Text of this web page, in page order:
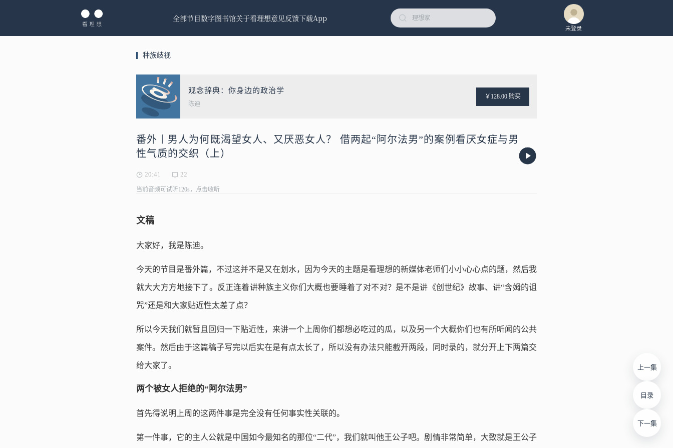
全部节目数字图书馆关于看理想意见反馈下载App
未登录
种族歧视
观念辞典：你身边的政治学
陈迪
￥128.00 购买
番外丨男人为何既渴望女人、又厌恶女人？ 借两起“阿尔法男”的案例看厌女症与男
性气质的交织（上）
20:41 22
当前音频可试听120s，点击收听
上一集
目录
下一集
文稿
大家好，我是陈迪。
今天的节目是番外篇，不过这并不是又在划水，因为今天的主题是看理想的新媒体老师们小小心心点的题，然后我
就大大方方地接下了。反正连着讲种族主义你们大概也要睡着了对不对？是不是讲《创世纪》故事、讲“含姆的诅
咒”还是和大家贴近性太差了点？
所以今天我们就暂且回归一下贴近性，来讲一个上周你们都想必吃过的瓜，以及另一个大概你们也有所听闻的公共
案件。然后由于这篇稿子写完以后实在是有点太长了，所以没有办法只能截开两段，同时录的，就分开上下两篇交
给大家了。
两个被女人拒绝的“阿尔法男”
首先得说明上周的这两件事是完全没有任何事实性关联的。
第一件事，它的主人公就是中国如今最知名的那位“二代”，我们就叫他王公子吧。剧情非常简单，大致就是王公子